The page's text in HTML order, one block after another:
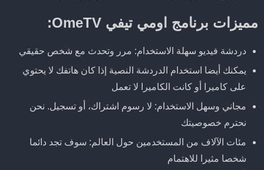
مميزات برنامج اومي تيفي OmeTV:
دردشة فيديو سهلة الاستخدام: مرر وتحدث مع شخص حقيقي
يمكنك أيضا استخدام الدردشة النصية إذا كان هاتفك لا يحتوي
على كاميرا أو كانت الكاميرا لا تعمل
مجاني وسهل الاستخدام: لا رسوم اشتراك، أو تسجيل. نحن
نحترم خصوصيتك
مئات الآلاف من المستخدمين حول العالم: سوف تجد دائما
شخصا مثيرا للاهتمام